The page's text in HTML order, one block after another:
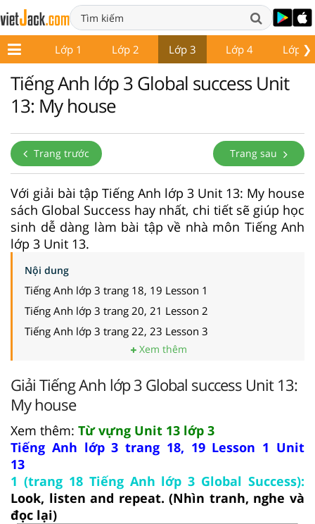
❯
Lớp 1 Lớp 2 Lớp 3 Lớp 4 Lớp 5
Tiếng Anh lớp 3 Global success Unit
13: My house
Trang trước Trang sau
Với giải bài tập Tiếng Anh lớp 3 Unit 13: My house
sách Global Success hay nhất, chi tiết sẽ giúp học
sinh dễ dàng làm bài tập về nhà môn Tiếng Anh
lớp 3 Unit 13.
Nội dung
Tiếng Anh lớp 3 trang 18, 19 Lesson 1
Tiếng Anh lớp 3 trang 20, 21 Lesson 2
Tiếng Anh lớp 3 trang 22, 23 Lesson 3
Xem thêm
Giải Tiếng Anh lớp 3 Global success Unit 13:
My house
Xem thêm: Từ vựng Unit 13 lớp 3
Tiếng Anh lớp 3 trang 18, 19 Lesson 1 Unit
13
1 (trang 18 Tiếng Anh lớp 3 Global Success):
Look, listen and repeat. (Nhìn tranh, nghe và
đọc lại)